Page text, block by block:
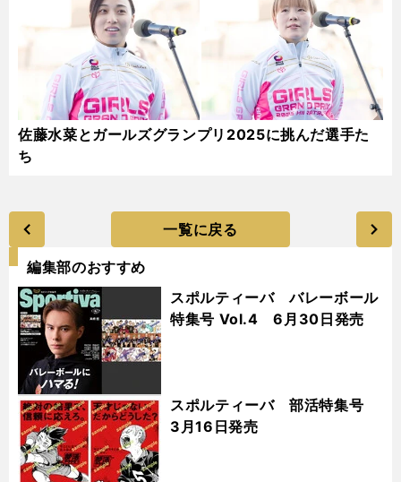
佐藤水菜とガールズグランプリ2025に挑んだ選手た
ち
一覧に戻る
編集部のおすすめ
スポルティーバ バレーボール
特集号 Vol.4 6月30日発売
スポルティーバ 部活特集号
3月16日発売